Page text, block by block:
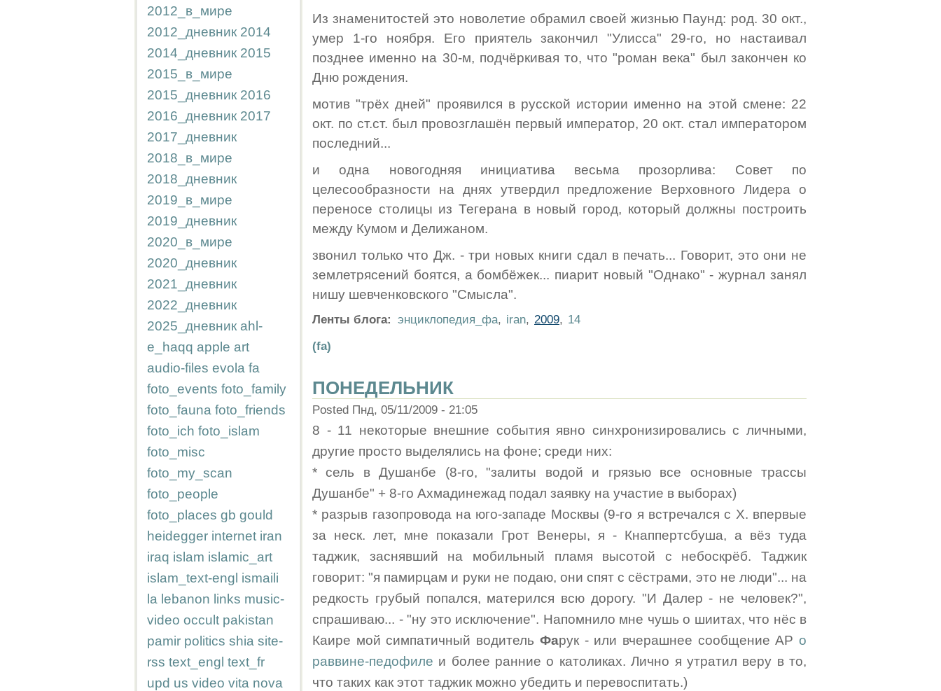
2012_в_мире
2012_дневник 2014
2014_дневник 2015
2015_в_мире
2015_дневник 2016
2016_дневник 2017
2017_дневник
2018_в_мире
2018_дневник
2019_в_мире
2019_дневник
2020_в_мире
2020_дневник
2021_дневник
2022_дневник
2025_дневник ahl-
e_haqq apple art
audio-files evola fa
foto_events foto_family
foto_fauna foto_friends
foto_ich foto_islam
foto_misc
foto_my_scan
foto_people
foto_places gb gould
heidegger internet iran
iraq islam islamic_art
islam_text-engl ismaili
la lebanon links music-
video occult pakistan
pamir politics shia site-
rss text_engl text_fr
upd us video vita nova
Из знаменитостей это новолетие обрамил своей жизнью Паунд: род. 30 окт.,
умер 1-го ноября. Его приятель закончил "Улисса" 29-го, но настаивал
позднее именно на 30-м, подчёркивая то, что "роман века" был закончен ко
Дню рождения.
мотив "трёх дней" проявился в русской истории именно на этой смене: 22
окт. по ст.ст. был провозглашён первый император, 20 окт. стал императором
последний...
и одна новогодняя инициатива весьма прозорлива: Совет по
целесообразности на днях утвердил предложение Верховного Лидера о
переносе столицы из Тегерана в новый город, который должны построить
между Кумом и Делижаном.
звонил только что Дж. - три новых книги сдал в печать... Говорит, это они не
землетрясений боятся, а бомбёжек... пиарит новый "Однако" - журнал занял
нишу шевченковского "Смысла".
Ленты блога: энциклопедия_фа, iran, 2009, 14
(fa)
ПОНЕДЕЛЬНИК
Posted Пнд, 05/11/2009 - 21:05
8 - 11 некоторые внешние события явно синхронизировались с личными,
другие просто выделялись на фоне; среди них:
* сель в Душанбе (8-го, "залиты водой и грязью все основные трассы
Душанбе" + 8-го Ахмадинежад подал заявку на участие в выборах)
* разрыв газопровода на юго-западе Москвы (9-го я встречался с Х. впервые
за неск. лет, мне показали Грот Венеры, я - Кнаппертсбуша, а вёз туда
таджик, заснявший на мобильный пламя высотой с небоскрёб. Таджик
говорит: "я памирцам и руки не подаю, они спят с сёстрами, это не люди"... на
редкость грубый попался, матерился всю дорогу. "И Далер - не человек?",
спрашиваю... - "ну это исключение". Напомнило мне чушь о шиитах, что нёс в
Каире мой симпатичный водитель Фарук - или вчерашнее сообщение APо
раввине-педофиле и более ранние о католиках. Лично я утратил веру в то,
что таких как этот таджик можно убедить и перевоспитать.)